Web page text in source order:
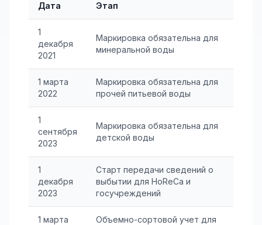
Дата Этап
1
декабря
2021
Маркировка обязательна для
минеральной воды
1 марта
2022
Маркировка обязательна для
прочей питьевой воды
1
сентября
2023
Маркировка обязательна для
детской воды
1
декабря
2023
Старт передачи сведений о
выбытии для HoReCa и
госучреждений
1 марта
Объемно-сортовой учет для